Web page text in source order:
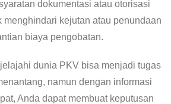
dokumentasi atau otorisasi
menghindari kejutan atau penundaan
biaya pengobatan.
dunia PKV bisa menjadi tugas
namun dengan informasi
Anda dapat membuat keputusan